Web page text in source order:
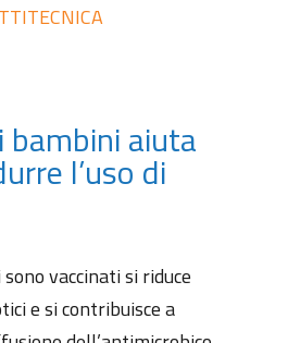
TECNICA
bambini aiuta
l’uso di
vaccinati si riduce
e si contribuisce a